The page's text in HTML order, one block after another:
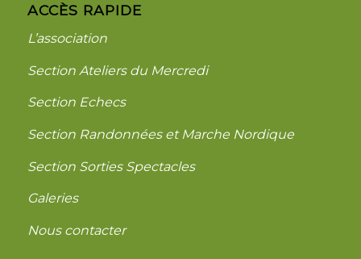
ACCÈS RAPIDE
L’association
Section Ateliers du Mercredi
Section Echecs
Section Randonnées et Marche Nordique
Section Sorties Spectacles
Galeries
Nous contacter